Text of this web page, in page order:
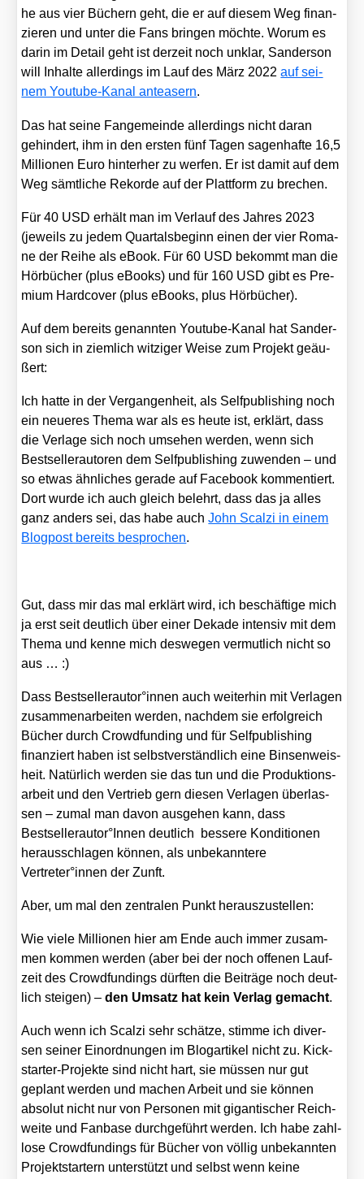
he aus vier Büchern geht, die er auf die­sem Weg finan­
zie­ren und unter die Fans brin­gen möch­te. Wor­um es
dar­in im Detail geht ist der­zeit noch unklar, San­der­son
will Inhal­te aller­dings im Lauf des März 2022auf sei­
nem You­tube-Kanal anteasern.
Das hat sei­ne Fan­ge­mein­de aller­dings nicht dar­an
gehin­dert, ihm in den ers­ten fünf Tagen sagen­haf­te 16,5
Mil­lio­nen Euro hin­ter­her zu wer­fen. Er ist damit auf dem
Weg sämt­li­che Rekor­de auf der Platt­form zu bre­chen.
Für 40 USD erhält man im Ver­lauf des Jah­res 2023
(jeweils zu jedem Quar­tals­be­ginn einen der vier Roma­
ne der Rei­he als eBook. Für 60 USD bekommt man die
Hör­bü­cher (plus eBooks) und für 160 USD gibt es Pre­
mi­um Hard­co­ver (plus eBooks, plus Hör­bü­cher).
Auf dem bereits genann­ten You­tube-Kanal hat San­der­
son sich in ziem­lich wit­zi­ger Wei­se zum Pro­jekt geäu­
ßert:
Ich hat­te in der Ver­gan­gen­heit, als Self­pu­bli­shing noch
ein neue­res The­ma war als es heu­te ist, erklärt, dass
die Ver­la­ge sich noch umse­hen wer­den, wenn sich
Best­sel­ler­au­toren dem Self­pu­bli­shing zuwen­den – und
so etwas ähn­li­ches gera­de auf Face­book kom­men­tiert.
Dort wur­de ich auch gleich belehrt, dass das ja alles
ganz anders sei, das habe auchJohn Scal­zi in einem
Blog­post bereits bespro­chen.
Gut, dass mir das mal erklärt wird, ich beschäf­ti­ge mich
ja erst seit deut­lich über einer Deka­de inten­siv mit dem
The­ma und ken­ne mich des­we­gen ver­mut­lich nicht so
aus … :)
Dass Bestsellerautor°innen auch wei­ter­hin mit Ver­la­gen
zusam­men­ar­bei­ten wer­den, nach­dem sie erfolg­reich
Bücher durch Crowd­fun­ding und für Self­pu­bli­shing
finan­ziert haben ist selbst­ver­ständ­lich eine Bin­sen­weis­
heit. Natür­lich wer­den sie das tun und die Pro­duk­ti­ons­
ar­beit und den Ver­trieb gern die­sen Ver­la­gen über­las­
sen – zumal man davon aus­ge­hen kann, dass
Bestsellerautor°Innen deut­lich bes­se­re Kon­di­tio­nen
her­aus­schla­gen kön­nen, als unbe­kann­te­re
Vertreter°innen der Zunft.
Aber, um mal den zen­tra­len Punkt her­aus­zu­stel­len:
Wie vie­le Mil­lio­nen hier am Ende auch immer zusam­
men kom­men wer­den (aber bei der noch offe­nen Lauf­
zeit des Crowd­fun­dings dürf­ten die Bei­trä­ge noch deut­
lich stei­gen) –den Umsatz hat kein Ver­lag gemacht.
Auch wenn ich Scal­zi sehr schät­ze, stim­me ich diver­
sen sei­ner Ein­ord­nun­gen im Blog­ar­ti­kel nicht zu. Kick­
star­ter-Pro­jek­te sind nicht hart, sie müs­sen nur gut
geplant wer­den und machen Arbeit und sie kön­nen
abso­lut nicht nur von Per­so­nen mit gigan­ti­scher Reich­
wei­te und Fan­ba­se durch­ge­führt wer­den. Ich habe zahl­
lo­se Crowd­fun­dings für Bücher von völ­lig unbe­kann­ten
Pro­jekt­star­tern unter­stützt und selbst wenn kei­ne